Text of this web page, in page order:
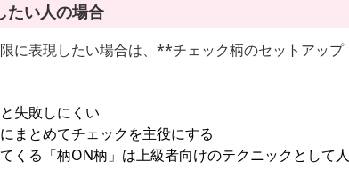
たい人の場合
に表現したい場合は、**チェック柄のセットアッ
失敗しにくい
まとめてチェックを主役にする
くる「柄ON柄」は上級者向けのテクニックとして